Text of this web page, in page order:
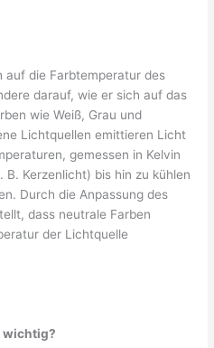
auf die Farbtemperatur des
darauf, wie er sich auf das
wie Weiß, Grau und
Lichtquellen emittieren Licht
gemessen in Kelvin
Kerzenlicht) bis hin zu kühlen
Durch die Anpassung des
dass neutrale Farben
der Lichtquelle
wichtig?